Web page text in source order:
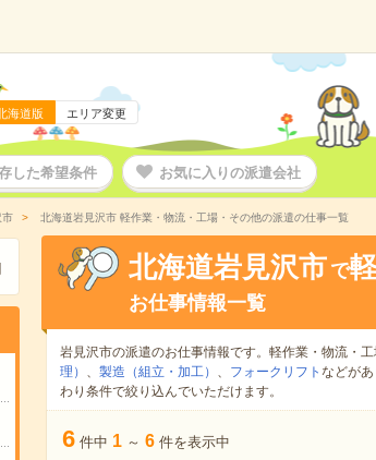
海道版 エリア変更
した希望条件 お気に入りの派遣会社
市 北海道岩見沢市 軽作業・物流・工場・その他の派遣の仕事一覧
北海道岩見沢市 で
お仕事情報一覧
岩見沢市の派遣のお仕事情報です。軽作業・物流・工
理） 、 製造（組立・加工） 、 フォークリフト などがあ
わり条件で絞り込んでいただけます。
6 件中 1 ～ 6 件を表示中